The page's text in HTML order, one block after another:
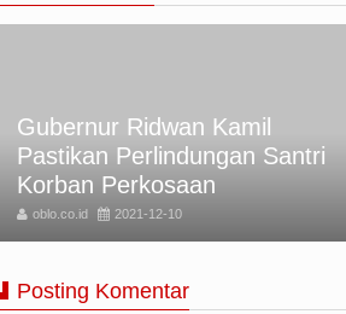
Gubernur Ridwan Kamil
Pastikan Perlindungan Santri
Korban Perkosaan
oblo.co.id 2021-12-10
Posting Komentar